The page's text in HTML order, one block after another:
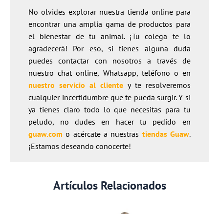
No olvides explorar nuestra tienda online para
encontrar una amplia gama de productos para
el bienestar de tu animal. ¡Tu colega te lo
agradecerá! Por eso, si tienes alguna duda
puedes contactar con nosotros a través de
nuestro chat online, Whatsapp, teléfono o en
nuestro servicio al cliente y te resolveremos
cualquier incertidumbre que te pueda surgir. Y si
ya tienes claro todo lo que necesitas para tu
peludo, no dudes en hacer tu pedido en
guaw.com o acércate a nuestras tiendas Guaw.
¡Estamos deseando conocerte!
Artículos Relacionados